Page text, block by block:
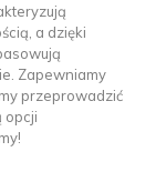
a dzięki
Zapewniamy
przeprowadzić
opcji